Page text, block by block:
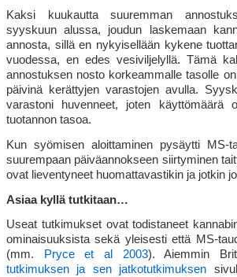
Kaksi kuukautta suuremman
syyskuun alussa, joudun laskemaan
annosta, sillä en nykyisellään kykene
vuodessa, en edes vesiviljelyllä. Tämä
annostuksen nosto korkeammalle tasolle
päivinä kerättyjen varastojen avulla.
varastoni huvenneet, joten käyttömäärä
tuotannon tasoa.
Kun syömisen aloittaminen pysäytti MS-
suurempaan päiväannokseen siirtyminen
ovat lieventyneet huomattavastikin ja jotkin
Asiaa kyllä tutkitaan…
Useat tutkimukset ovat todistaneet
ominaisuuksista sekä yleisesti että MS-
(mm.
Pryce et al 2003). Aiemmin
tutkimuksen ja sen jatkotutkimuksen